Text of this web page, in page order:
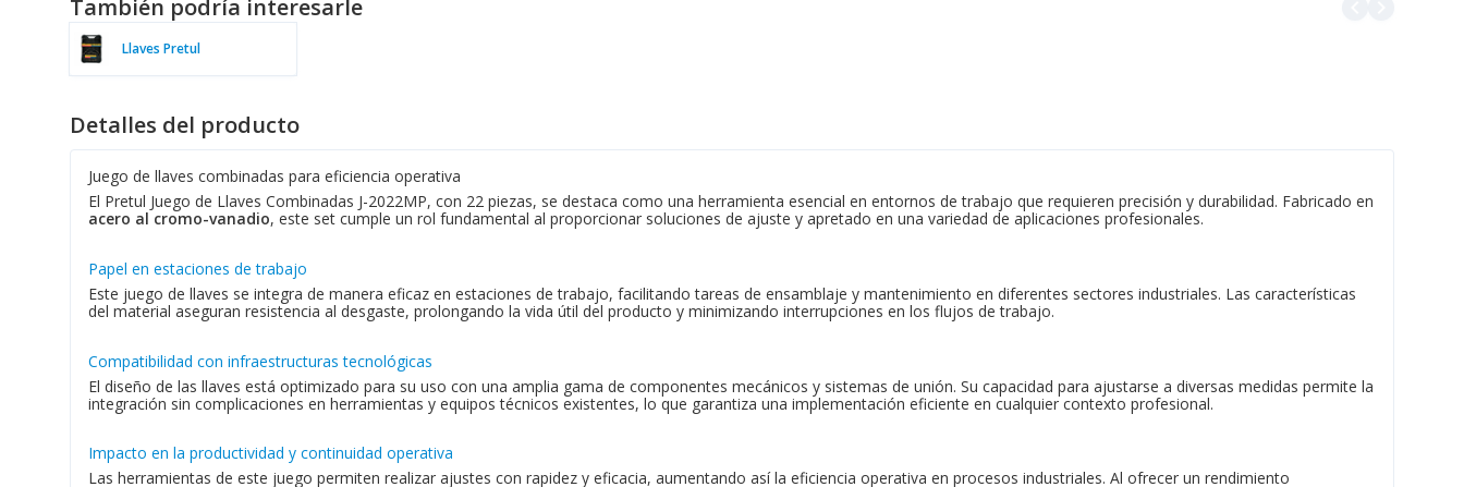
También podría interesarle
Llaves Pretul
Detalles del producto
Juego de llaves combinadas para eficiencia operativa
El Pretul Juego de Llaves Combinadas J-2022MP, con 22 piezas, se destaca como una herramienta esencial en entornos de trabajo que requieren precisión y durabilidad. Fabricado en
acero al cromo-vanadio, este set cumple un rol fundamental al proporcionar soluciones de ajuste y apretado en una variedad de aplicaciones profesionales.
Papel en estaciones de trabajo
Este juego de llaves se integra de manera eficaz en estaciones de trabajo, facilitando tareas de ensamblaje y mantenimiento en diferentes sectores industriales. Las características
del material aseguran resistencia al desgaste, prolongando la vida útil del producto y minimizando interrupciones en los flujos de trabajo.
Compatibilidad con infraestructuras tecnológicas
El diseño de las llaves está optimizado para su uso con una amplia gama de componentes mecánicos y sistemas de unión. Su capacidad para ajustarse a diversas medidas permite la
integración sin complicaciones en herramientas y equipos técnicos existentes, lo que garantiza una implementación eficiente en cualquier contexto profesional.
Impacto en la productividad y continuidad operativa
Las herramientas de este juego permiten realizar ajustes con rapidez y eficacia, aumentando así la eficiencia operativa en procesos industriales. Al ofrecer un rendimiento